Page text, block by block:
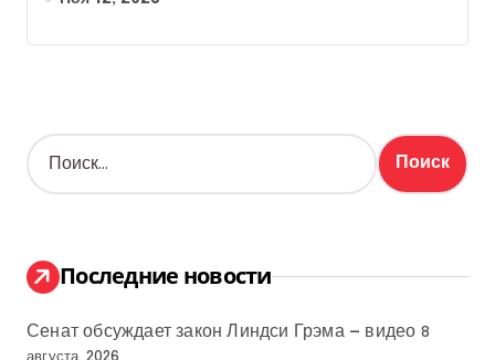
Н
а
:
Последние новости
Сенат обсуждает закон Линдси Грэма — видео 8
августа, 2026